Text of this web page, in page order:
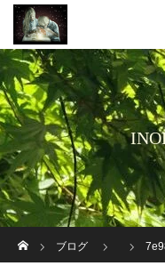
ブログ